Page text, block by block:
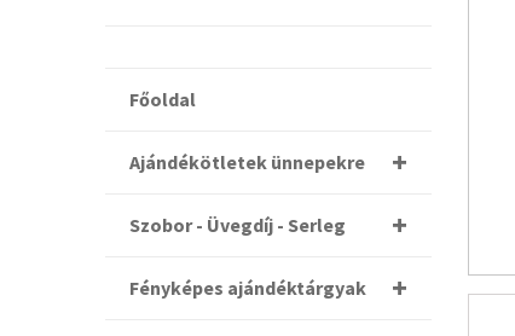
Főoldal
Ajándékötletek ünnepekre
Szobor - Üvegdíj - Serleg
Fényképes ajándéktárgyak